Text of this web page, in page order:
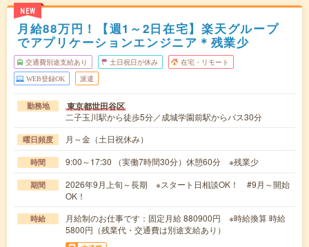
NEW
月給88万円！【週1～2日在宅】楽天グループ
でアプリケーションエンジニア＊残業少
交通費別途支給あり 土日祝日が休み 在宅・リモート
WEB登録OK 派遣
勤務地 東京都世田谷区
二子玉川駅から徒歩5分／成城学園前駅からバス30分
曜日頻度 月～金（土日祝休み）
時間 9:00～17:30 （実働7時間30分）休憩60分 ※残業少
期間
2026年9月上旬～長期 ※スタート日相談OK！ #9月～開始
OK！
時給
月給制のお仕事です：固定月給 880900円 ※時給換算 時給
5800円（残業代・交通費は別途支給あり）